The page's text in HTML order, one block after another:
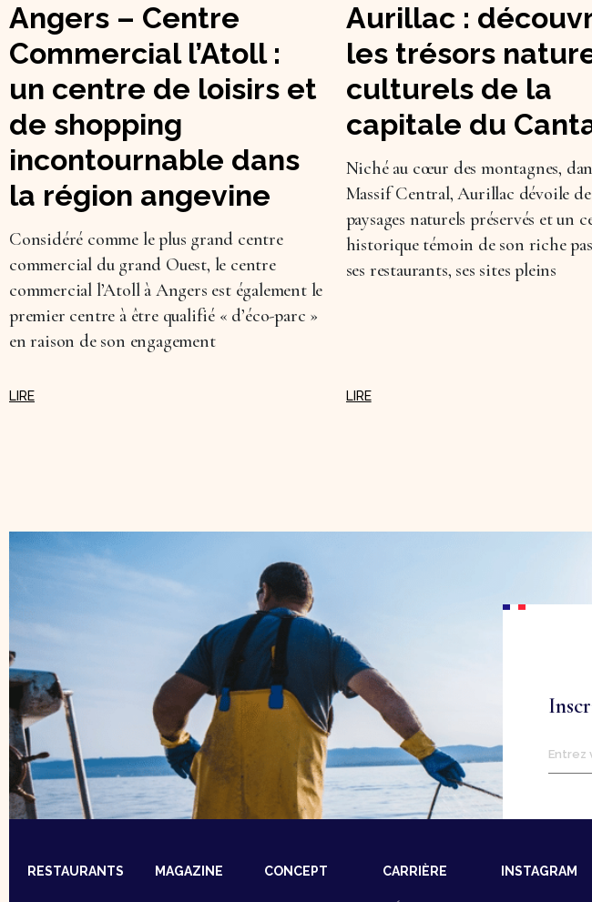
Angers – Centre
Commercial l’Atoll :
un centre de loisirs et
de shopping
incontournable dans
la région angevine
Considéré comme le plus grand centre
commercial du grand Ouest, le centre
commercial l’Atoll à Angers est également le
premier centre à être qualifié « d’éco-parc »
en raison de son engagement
Aurillac :
les trésors
culturels de la
capitale du
Niché au cœur des montagnes,
Massif Central, Aurillac dévoile
paysages naturels préservés et un
historique témoin de son riche
ses restaurants, ses sites pleins
RESTAURANTS MAGAZINE CONCEPT CARRIÈRE INSTAGRAM